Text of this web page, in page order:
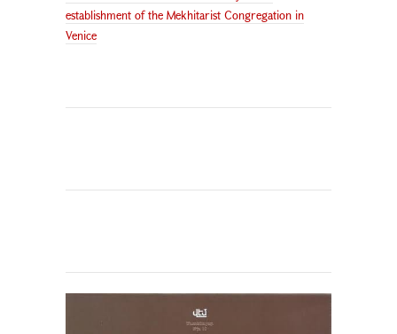
establishment of the Mekhitarist Congregation in
Venice